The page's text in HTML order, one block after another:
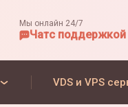
Мы онлайн 24/7
Чатс поддержкой
VDS и VPS